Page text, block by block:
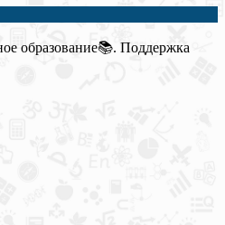
образование📚. Поддержка